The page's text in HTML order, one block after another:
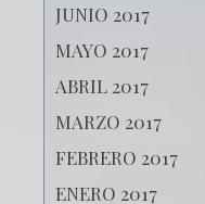
JUNIO 2017
MAYO 2017
ABRIL 2017
MARZO 2017
FEBRERO 2017
ENERO 2017